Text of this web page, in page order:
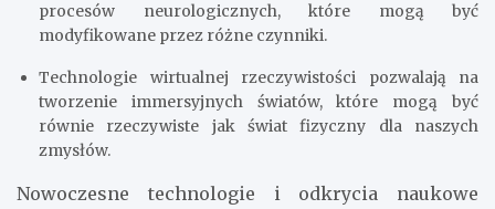
procesów neurologicznych, które mogą być
modyfikowane przez różne czynniki.
Technologie wirtualnej rzeczywistości pozwalają na
tworzenie immersyjnych światów, które mogą być
równie rzeczywiste jak świat fizyczny dla naszych
zmysłów.
Nowoczesne technologie i odkrycia naukowe